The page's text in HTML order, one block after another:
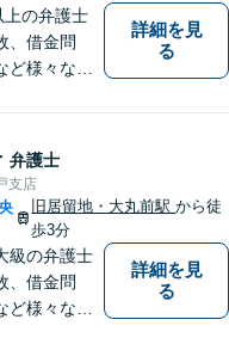
上の弁護士
、借金問
様々な問
ています！
談くださ
詳細を見
る
弁護士
支店
旧居留地・大丸前駅から徒
歩3分
級の弁護士
、借金問
様々な問
詳細を見
る